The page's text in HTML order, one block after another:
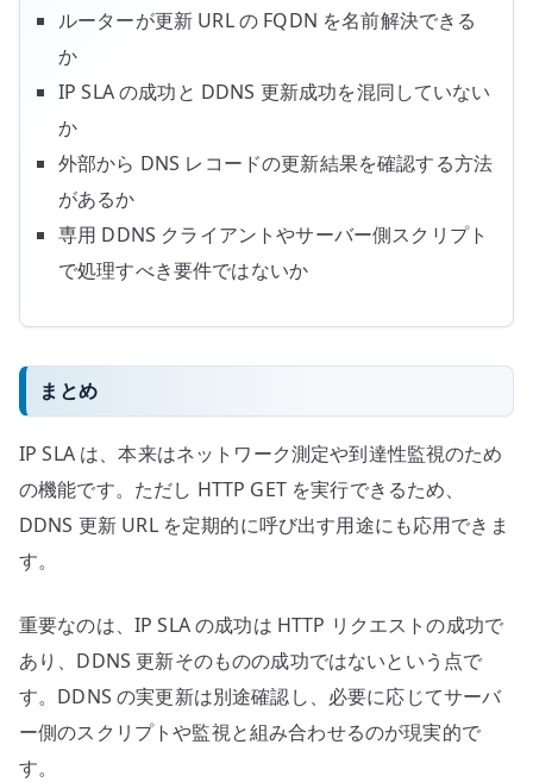
ルーターが更新 URL の FQDN を名前解決できる
か
IP SLA の成功と DDNS 更新成功を混同していない
か
外部から DNS レコードの更新結果を確認する方法
があるか
専用 DDNS クライアントやサーバー側スクリプト
で処理すべき要件ではないか
まとめ
IP SLA は、本来はネットワーク測定や到達性監視のため
の機能です。ただし HTTP GET を実行できるため、
DDNS 更新 URL を定期的に呼び出す用途にも応用できま
す。
重要なのは、IP SLA の成功は HTTP リクエストの成功で
あり、DDNS 更新そのものの成功ではないという点で
す。DDNS の実更新は別途確認し、必要に応じてサーバ
ー側のスクリプトや監視と組み合わせるのが現実的で
す。